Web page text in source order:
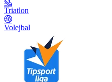
Triatlon
Volejbal